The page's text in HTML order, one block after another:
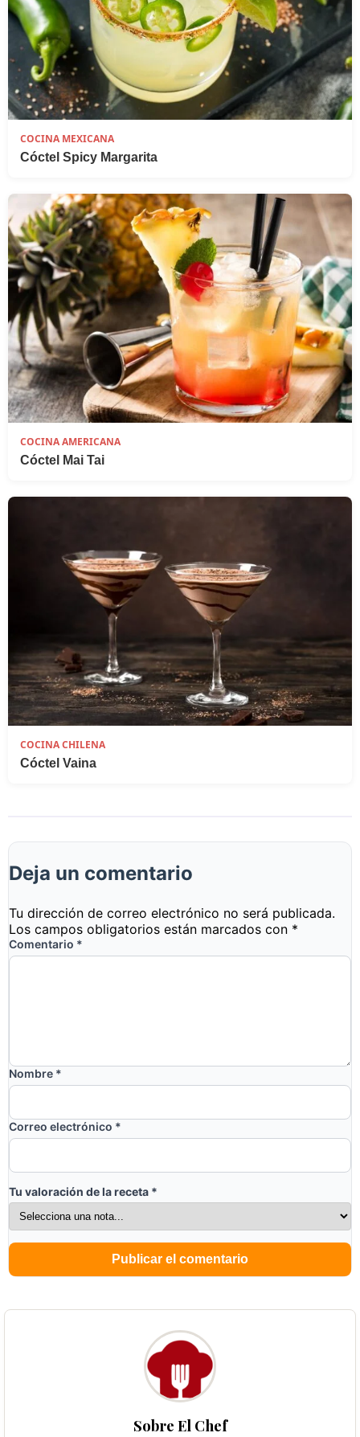
COCINA MEXICANA
Cóctel Spicy Margarita
COCINA AMERICANA
Cóctel Mai Tai
COCINA CHILENA
Cóctel Vaina
Deja un comentario
Tu dirección de correo electrónico no será publicada.
Los campos obligatorios están marcados con *
Comentario *
Nombre *
Correo electrónico *
Tu valoración de la receta *
Sobre El Chef